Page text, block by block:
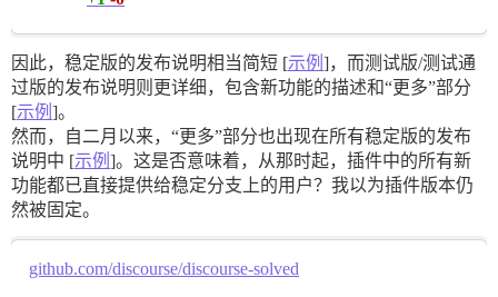
因此，稳定版的发布说明相当简短 [示例 ]，而测试版/测试通
过版的发布说明则更详细，包含新功能的描述和“更多”部分
[示例 ]。
然而，自二月以来，“更多”部分也出现在所有稳定版的发布
说明中 [示例 ]。这是否意味着，从那时起，插件中的所有新
功能都已直接提供给稳定分支上的用户？我以为插件版本仍
然被固定。
github.com/discourse/discourse-solved